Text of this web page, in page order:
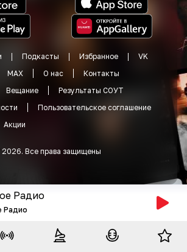
Подкасты Избранное
VK
MAX О нас
Контакты
Вещание
Результаты СОУТ
Пользовательское соглашение
Акции
2026. Все права защищены
Радио
Радио